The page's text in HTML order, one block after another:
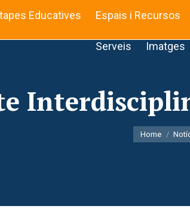
Educatives Espais i Recursos
Serveis Imatges
You are here:
Home